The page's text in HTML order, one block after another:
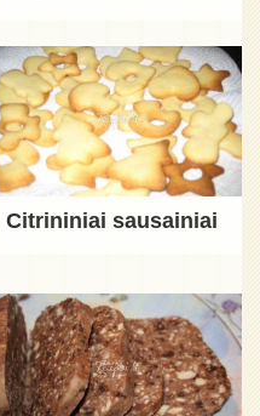
Citrininiai sausainiai